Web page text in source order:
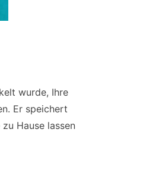
wurde, Ihre
Er speichert
Hause lassen